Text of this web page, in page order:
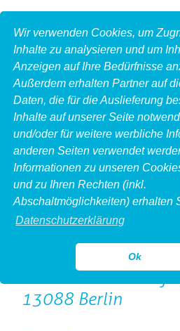
Wir verwenden Cookies, um
Inhalte zu analysieren und um
Anzeigen auf Ihre Bedürfnisse
Außerdem erhalten Partner auf
Daten, die für die Auslieferung
Inhalte auf unserer Seite
und/oder für weitere werbliche
anderen Seiten verwendet
Informationen zu unseren
und zu Ihren Rechten (inkl.
Abschaltmöglichkeiten) erhalten
Datenschutzerklärung
Ok
Impressum
Produktfotoberlin.de
Michail Jahn
Inhaber Michail Jahn
Herbert-Baum-
13088 Berlin